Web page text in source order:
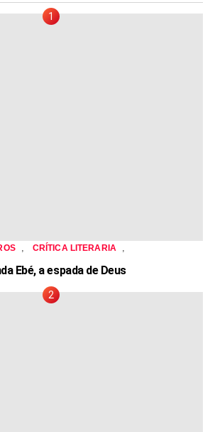
CRÍTICA LITERARIA
Ebé, a espada de Deus